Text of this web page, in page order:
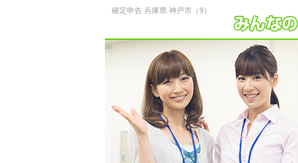
確定申告 兵庫県 神戸市（9）